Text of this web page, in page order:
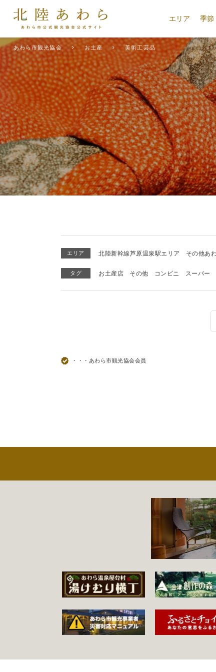
エリア 季節
あわら市観光協会 お土産 美術工芸品
エリア 北陸新幹線芦原温泉駅エリア その他あ
タグ お土産店 その他 コンビニ スーパー
・・・あわら市観光協会会員